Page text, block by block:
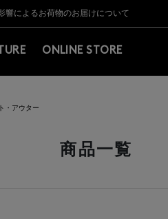
（税込）以上のお買上げで常時送料無料
一時停止のお知らせ】（2026.8.5）
響によるお荷物のお届けについて
のご案内・ご注意事項
（税込）以上のお買上げで常時送料無料
一時停止のお知らせ】（2026.8.5）
ONLINE STORE
・アウター
商品一覧